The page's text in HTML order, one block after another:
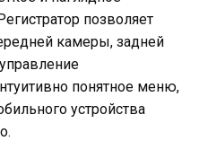
позволяет
камеры, задней
понятное меню,
устройства